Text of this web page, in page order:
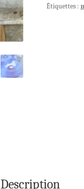
Étiquettes :
Description